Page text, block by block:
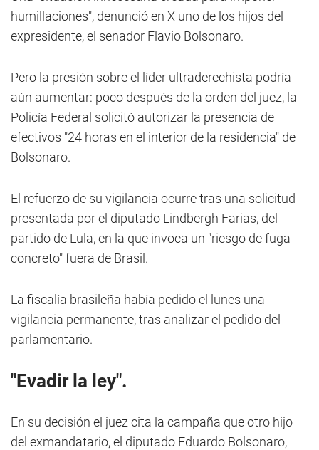
humillaciones", denunció en X uno de los hijos del
expresidente, el senador Flavio Bolsonaro.
Pero la presión sobre el líder ultraderechista podría
aún aumentar: poco después de la orden del juez, la
Policía Federal solicitó autorizar la presencia de
efectivos "24 horas en el interior de la residencia" de
Bolsonaro.
El refuerzo de su vigilancia ocurre tras una solicitud
presentada por el diputado Lindbergh Farias, del
partido de Lula, en la que invoca un "riesgo de fuga
concreto" fuera de Brasil.
La fiscalía brasileña había pedido el lunes una
vigilancia permanente, tras analizar el pedido del
parlamentario.
"Evadir la ley".
En su decisión el juez cita la campaña que otro hijo
del exmandatario, el diputado Eduardo Bolsonaro,